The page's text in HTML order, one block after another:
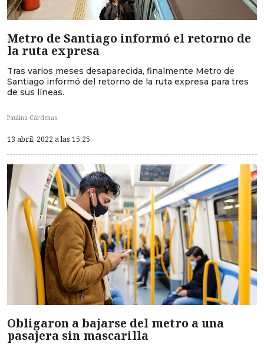
Metro de Santiago informó el retorno de
la ruta expresa
Tras varios meses desaparecida, finalmente Metro de
Santiago informó del retorno de la ruta expresa para tres
de sus líneas.
Paulina Cárdenas
13 abril, 2022 a las 15:25
Obligaron a bajarse del metro a una
pasajera sin mascarilla